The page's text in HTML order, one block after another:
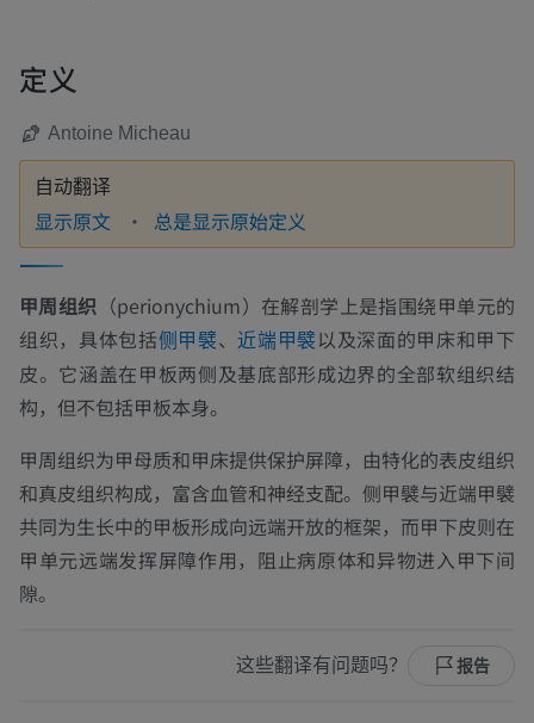
定义
Antoine Micheau
自动翻译
显示原文 总是显示原始定义
甲周组织 （perionychium）在解剖学上是指围绕甲单元的
组织，具体包括侧甲襞、 近端甲襞以及深面的甲床和甲下
皮。它涵盖在甲板两侧及基底部形成边界的全部软组织结
构，但不包括甲板本身。
甲周组织为甲母质和甲床提供保护屏障，由特化的表皮组织
和真皮组织构成，富含血管和神经支配。侧甲襞与近端甲襞
共同为生长中的甲板形成向远端开放的框架，而甲下皮则在
甲单元远端发挥屏障作用，阻止病原体和异物进入甲下间
隙。
这些翻译有问题吗？ 报告